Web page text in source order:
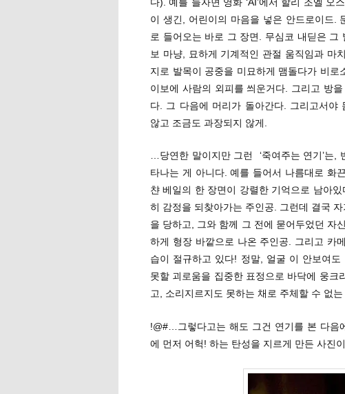
이 생긴, 어린이의 마음을 넣은 안드로이드.
로 들어오는 바로 그 장면. 무심코 내딛은
보 마냥, 묘하게 기계적인 관절 움직임과 마
지로 발목이 공중을 미묘하게 맴돌다가 비
이보에 사람의 외피를 씌운거다. 그리고 방
다. 그 다음에 머리가 돌아간다. 그리고서야
않고 조금도 과장되지 않게.
…당연한 말이지만 그런 ‘죽여주는 연기’는,
타나는 게 아니다. 예를 들어서 나름대로 화
챤 베일의 한 장면이 강렬한 기억으로 남아
히 감정을 되찾아가는 주인공. 그런데 결국
을 당하고, 그와 함께 그 전에 묻어두었던 자
하게 형장 바깥으로 나온 주인공. 그리고 카
습이 절규하고 있다! 정말, 얼굴 이 안보여
못할 괴로움을 집중한 표정으로 바닥에 웅
고, 소리지르지도 못하는 채로 주체할 수 없
!@#…그렇다고는 해도 그건 연기를 본 다음
에 먼저 어헉! 하는 탄성을 지르게 만든 사진